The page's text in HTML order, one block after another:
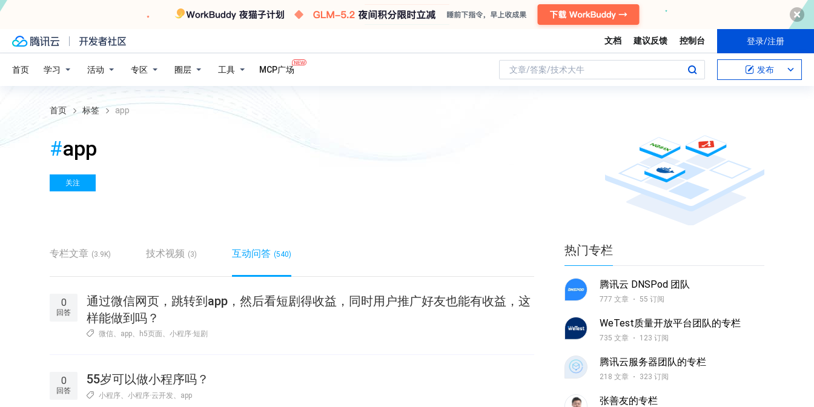
文档 建议反馈 控制台 登录/注册
首页 学习 活动 专区 圈层 工具 MCP广场 文章/答案/技术大牛 发布
首页 标签 app
#app
关注
专栏文章 (3.9K) 技术视频 (3) 互动问答 (540)
通过微信网页，跳转到app，然后看短剧得收益，同时用户推广好友也能有收益，这
样能做到吗？
0
回答
微信、 app、 h5页面、 小程序·短剧
55岁可以做小程序吗？
0
回答
小程序、 小程序·云开发、 app
热门专栏
腾讯云 DNSPod 团队
777 文章 55 订阅
WeTest质量开放平台团队的专栏
735 文章 123 订阅
腾讯云服务器团队的专栏
218 文章 323 订阅
张善友的专栏